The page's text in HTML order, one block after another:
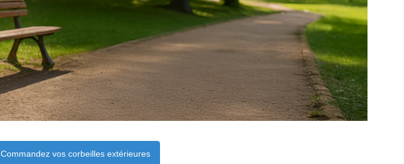
Commandez vos corbeilles extérieures